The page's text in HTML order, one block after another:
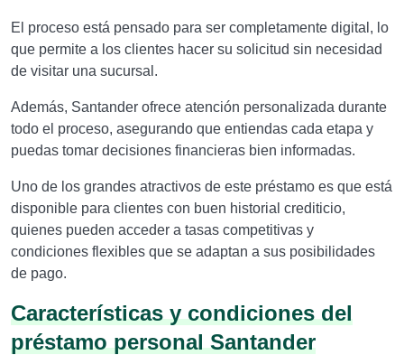
El proceso está pensado para ser completamente digital, lo
que permite a los clientes hacer su solicitud sin necesidad
de visitar una sucursal.
Además, Santander ofrece atención personalizada durante
todo el proceso, asegurando que entiendas cada etapa y
puedas tomar decisiones financieras bien informadas.
Uno de los grandes atractivos de este préstamo es que está
disponible para clientes con buen historial crediticio,
quienes pueden acceder a tasas competitivas y
condiciones flexibles que se adaptan a sus posibilidades
de pago.
Características y condiciones del
préstamo personal Santander